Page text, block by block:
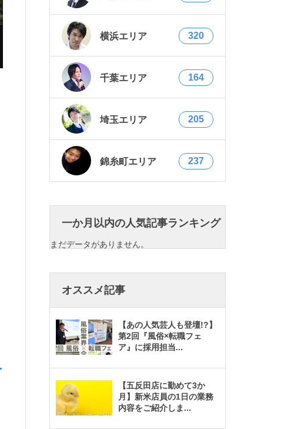
横浜エリア 320
千葉エリア 164
埼玉エリア 205
錦糸町エリア 237
一か月以内の人気記事ランキング
まだデータがありません。
オススメ記事
【あの人気芸人も登壇!?】
第2回『風俗×転職フェ
ア』に採用担当...
【五反田店に勤めて3か
月】新米店員の1日の業務
内容をご紹介しま ...